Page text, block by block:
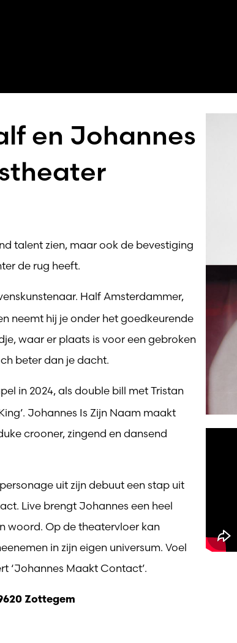
en Johannes
talent zien, maar ook de bevestiging
de rug heeft.
Half Amsterdammer,
neemt hij je onder het goedkeurende
waar er plaats is voor een gebroken
beter dan je dacht.
in 2024, als double bill met Tristan
Johannes Is Zijn Naam maakt
crooner, zingend en dansend
uit zijn debuut een stap uit
Live brengt Johannes een heel
woord. Op de theatervloer kan
in zijn eigen universum. Voel
‘Johannes Maakt Contact’.
Zottegem